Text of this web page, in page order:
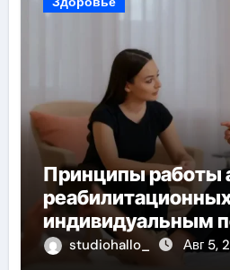
Принципы работы
индивидуальным
studiohallo_ Авг 5,